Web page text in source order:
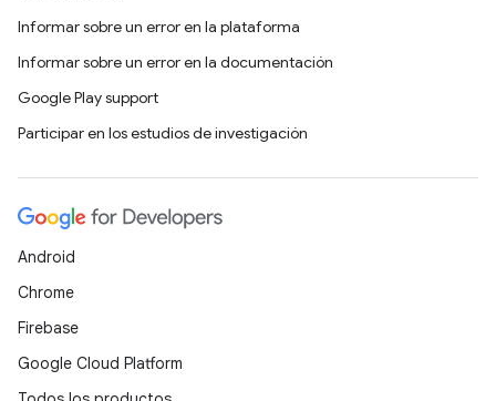
Informar sobre un error en la plataforma
Informar sobre un error en la documentación
Google Play support
Participar en los estudios de investigación
Android
Chrome
Firebase
Google Cloud Platform